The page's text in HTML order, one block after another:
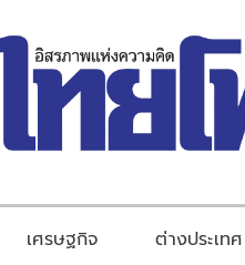
เศรษฐกิจ ต่างประเทศ